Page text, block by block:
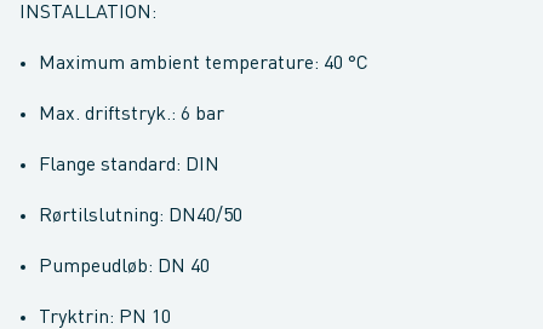
INSTALLATION:
Maximum ambient temperature: 40 °C
Max. driftstryk.: 6 bar
Flange standard: DIN
Rørtilslutning: DN40/50
Pumpeudløb: DN 40
Tryktrin: PN 10